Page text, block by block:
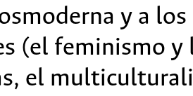
y a
(el feminismo y
el